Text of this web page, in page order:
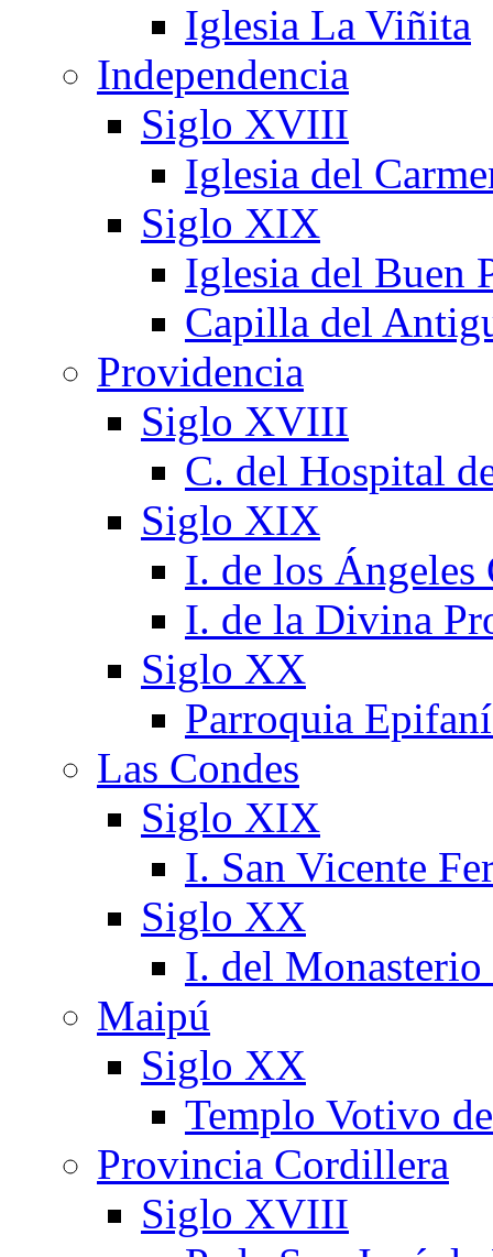
Iglesia La Viñita
Independencia
Siglo XVIII
Iglesia del
Siglo XIX
Iglesia del Buen
Capilla del
Providencia
Siglo XVIII
C. del Hospital
Siglo XIX
I. de los Ángeles
I. de la Divina
Siglo XX
Parroquia
Las Condes
Siglo XIX
I. San Vicente
Siglo XX
I. del
Maipú
Siglo XX
Templo Votivo
Provincia Cordillera
Siglo XVIII